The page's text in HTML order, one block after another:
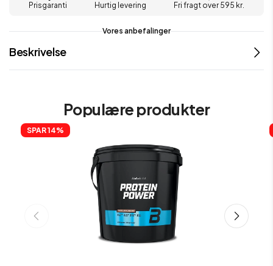
Prisgaranti Hurtig levering Fri fragt over 595 kr.
Vores anbefalinger
Beskrivelse
Populære produkter
SPAR 14%